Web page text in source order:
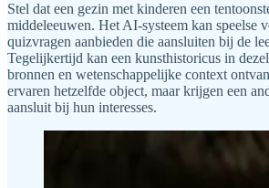
Stel dat een gezin met kinderen een
middeleeuwen. Het AI-systeem kan speelse
quizvragen aanbieden die aansluiten bij de
Tegelijkertijd kan een kunsthistoricus in
bronnen en wetenschappelijke context
ervaren hetzelfde object, maar krijgen een
aansluit bij hun interesses.